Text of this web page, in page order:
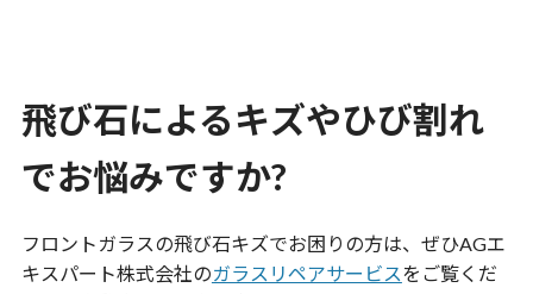
飛び石によるキズやひび割れ
でお悩みですか?
フロントガラスの飛び石キズでお困りの方は、ぜひAGエ
キスパート株式会社のガラスリペアサービスをご覧くだ